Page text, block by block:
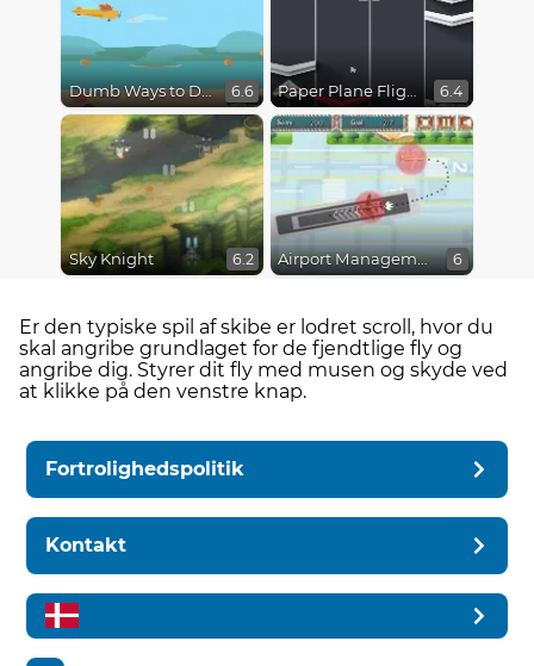
Dumb Ways to Die 3: World Tour 6.6 Paper Plane Flight 6.4
Sky Knight 6.2 Airport Management 2 6
Er den typiske spil af skibe er lodret scroll, hvor du
skal angribe grundlaget for de fjendtlige fly og
angribe dig. Styrer dit fly med musen og skyde ved
at klikke på den venstre knap.
Fortrolighedspolitik
Kontakt